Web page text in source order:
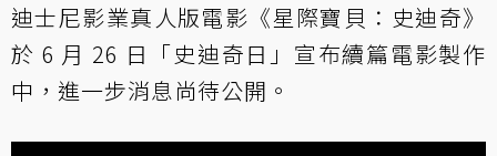
迪士尼影業真人版電影《星際寶貝：史迪奇》
於 6 月 26 日「史迪奇日」宣布續篇電影製作
中，進一步消息尚待公開。